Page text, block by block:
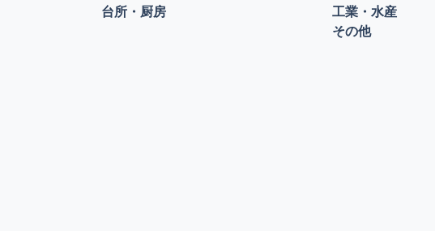
台所・厨房
工業・水産
その他